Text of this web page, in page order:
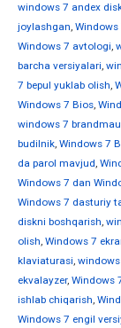
windows 7 andex
joylashgan,
Windows 7 avtologi,
barcha versiyalari,
7 bepul yuklab olish,
Windows 7 Bios,
windows 7
budilnik, Windows 7
da parol mavjud,
Windows 7 dan
Windows 7 dasturiy
diskni boshqarish,
olish, Windows 7
klaviaturasi,
ekvalayzer, Windows
ishlab chiqarish,
Windows 7 engil